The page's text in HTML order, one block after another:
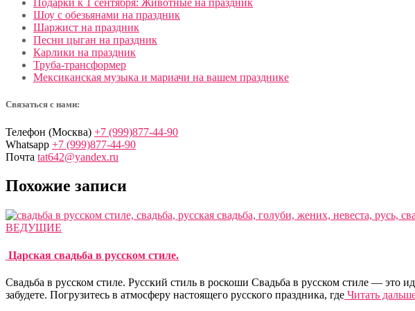
Подарки к 1 сентября: Животные на праздник
Шоу с обезьянами на праздник
Шаржист на праздник
Песни цыган на праздник
Карлики на праздник
Труба-трансформер
Мексиканская музыка и мариачи на вашем празднике
Связаться с нами:
Телефон (Москва) +7 (999)877-44-90
Whatsapp +7 (999)877-44-90
Почта tat642@yandex.ru
Похожие записи
ВЕДУЩИЕ
Царская свадьба в русском стиле.
Свадьба в русском стиле. Русский стиль в роскоши Cвадьба в русском стиле — это
забудете. Погрузитесь в атмосферу настоящего русского праздника, где Читать